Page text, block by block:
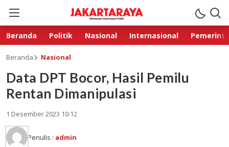
Beranda Politik Nasional Internasional
Beranda Nasional
Data DPT Bocor, Hasil Pemilu
Rentan Dimanipulasi
1 Desember 2023 10:12
Penulis : admin